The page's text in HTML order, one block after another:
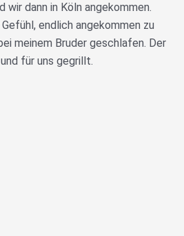
wir dann in Köln angekommen.
endlich angekommen zu
meinem Bruder geschlafen. Der
für uns gegrillt.